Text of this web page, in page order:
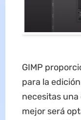
GIMP
para la
necesitas una
mejor será